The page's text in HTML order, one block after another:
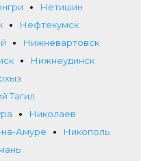
Нетишин
Нефтекумск
Нижневартовск
Нижнеудинск
Тагил
Николаев
Амуре
Никополь